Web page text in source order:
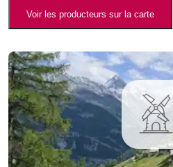
Voir les producteurs sur la carte